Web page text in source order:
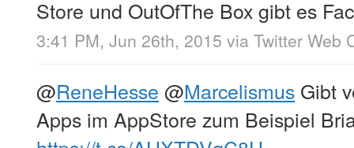
Store und OutOfThe Box gibt es
3:41 PM, Jun 26th, 2015 via Twitter Web
@ReneHesse @Marcelismus Gibt
Apps im AppStore zum Beispiel